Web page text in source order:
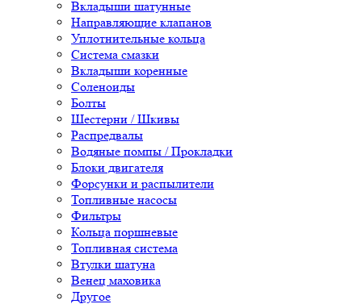
Вкладыши шатунные
Направляющие клапанов
Уплотнительные кольца
Система смазки
Вкладыши коренные
Соленоиды
Болты
Шестерни / Шкивы
Распредвалы
Водяные помпы / Прокладки
Блоки двигателя
Форсунки и распылители
Топливные насосы
Фильтры
Кольца поршневые
Топливная система
Втулки шатуна
Венец маховика
Другое